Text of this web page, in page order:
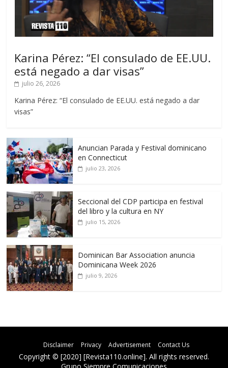
Karina Pérez: “El consulado de EE.UU.
está negado a dar visas”
julio 26, 2026
Karina Pérez: “El consulado de EE.UU. está negado a dar
visas”
Anuncian Parada y Festival dominicano
en Connecticut
julio 23, 2026
Seccional del CDP participa en festival
del libro y la cultura en NY
julio 15, 2026
Dominican Bar Association anuncia
Dominicana Week 2026
julio 9, 2026
Disclaimer Privacy Advertisement Contact Us
Copyright © [2020] [Revista110.online]. All rights reserved.